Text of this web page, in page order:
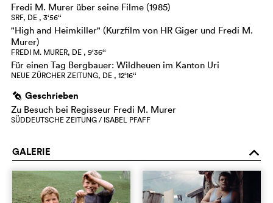
Fredi M. Murer über seine Filme (1985)
SRF, DE , 3‘56‘‘
"High and Heimkiller" (Kurzfilm von HR Giger und Fredi M.
Murer)
FREDI M. MURER, DE , 9‘36‘‘
Für einen Tag Bergbauer: Wildheuen im Kanton Uri
NEUE ZÜRCHER ZEITUNG, DE , 12‘16‘‘
g Geschrieben
Zu Besuch bei Regisseur Fredi M. Murer
SÜDDEUTSCHE ZEITUNG / ISABEL PFAFF
GALERIE o